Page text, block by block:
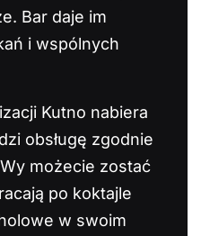
Bar daje im
i wspólnych
Kutno nabiera
obsługę zgodnie
możecie zostać
po koktajle
w swoim